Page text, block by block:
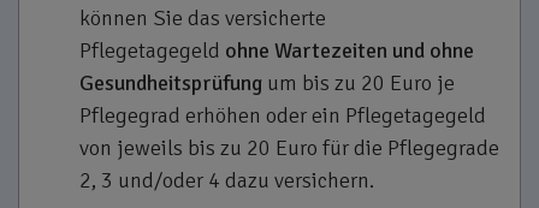
können Sie das versicherte
Pflegetagegeld ohne Wartezeiten und ohne
Gesundheitsprüfung um bis zu 20 Euro je
Pflegegrad erhöhen oder ein Pflegetagegeld
von jeweils bis zu 20 Euro für die Pflegegrade
2, 3 und/oder 4 dazu versichern.